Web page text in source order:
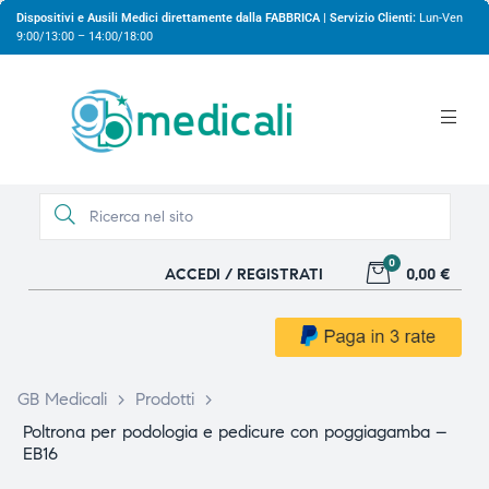
Dispositivi e Ausili Medici direttamente dalla FABBRICA | Servizio Clienti: Lun-Ven
9:00/13:00 – 14:00/18:00
ACCEDI / REGISTRATI
0
0,00 €
GB Medicali > Prodotti
>
Poltrona per podologia e pedicure con poggiagamba –
EB16